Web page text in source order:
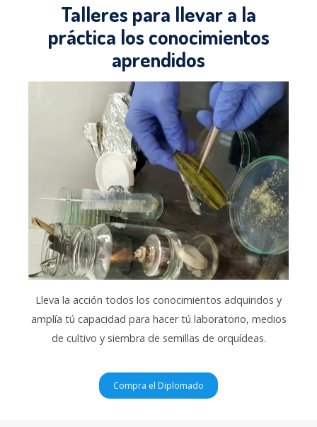
Talleres para llevar a la
práctica los conocimientos
aprendidos
Lleva la acción todos los conocimientos adquiridos y
amplía tú capacidad para hacer tú laboratorio, medios
de cultivo y siembra de semillas de orquídeas.
Compra el Diplomado